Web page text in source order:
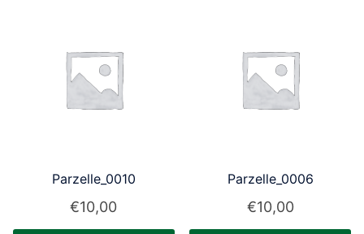
Parzelle_0010
€10,00
Parzelle_0006
€10,00